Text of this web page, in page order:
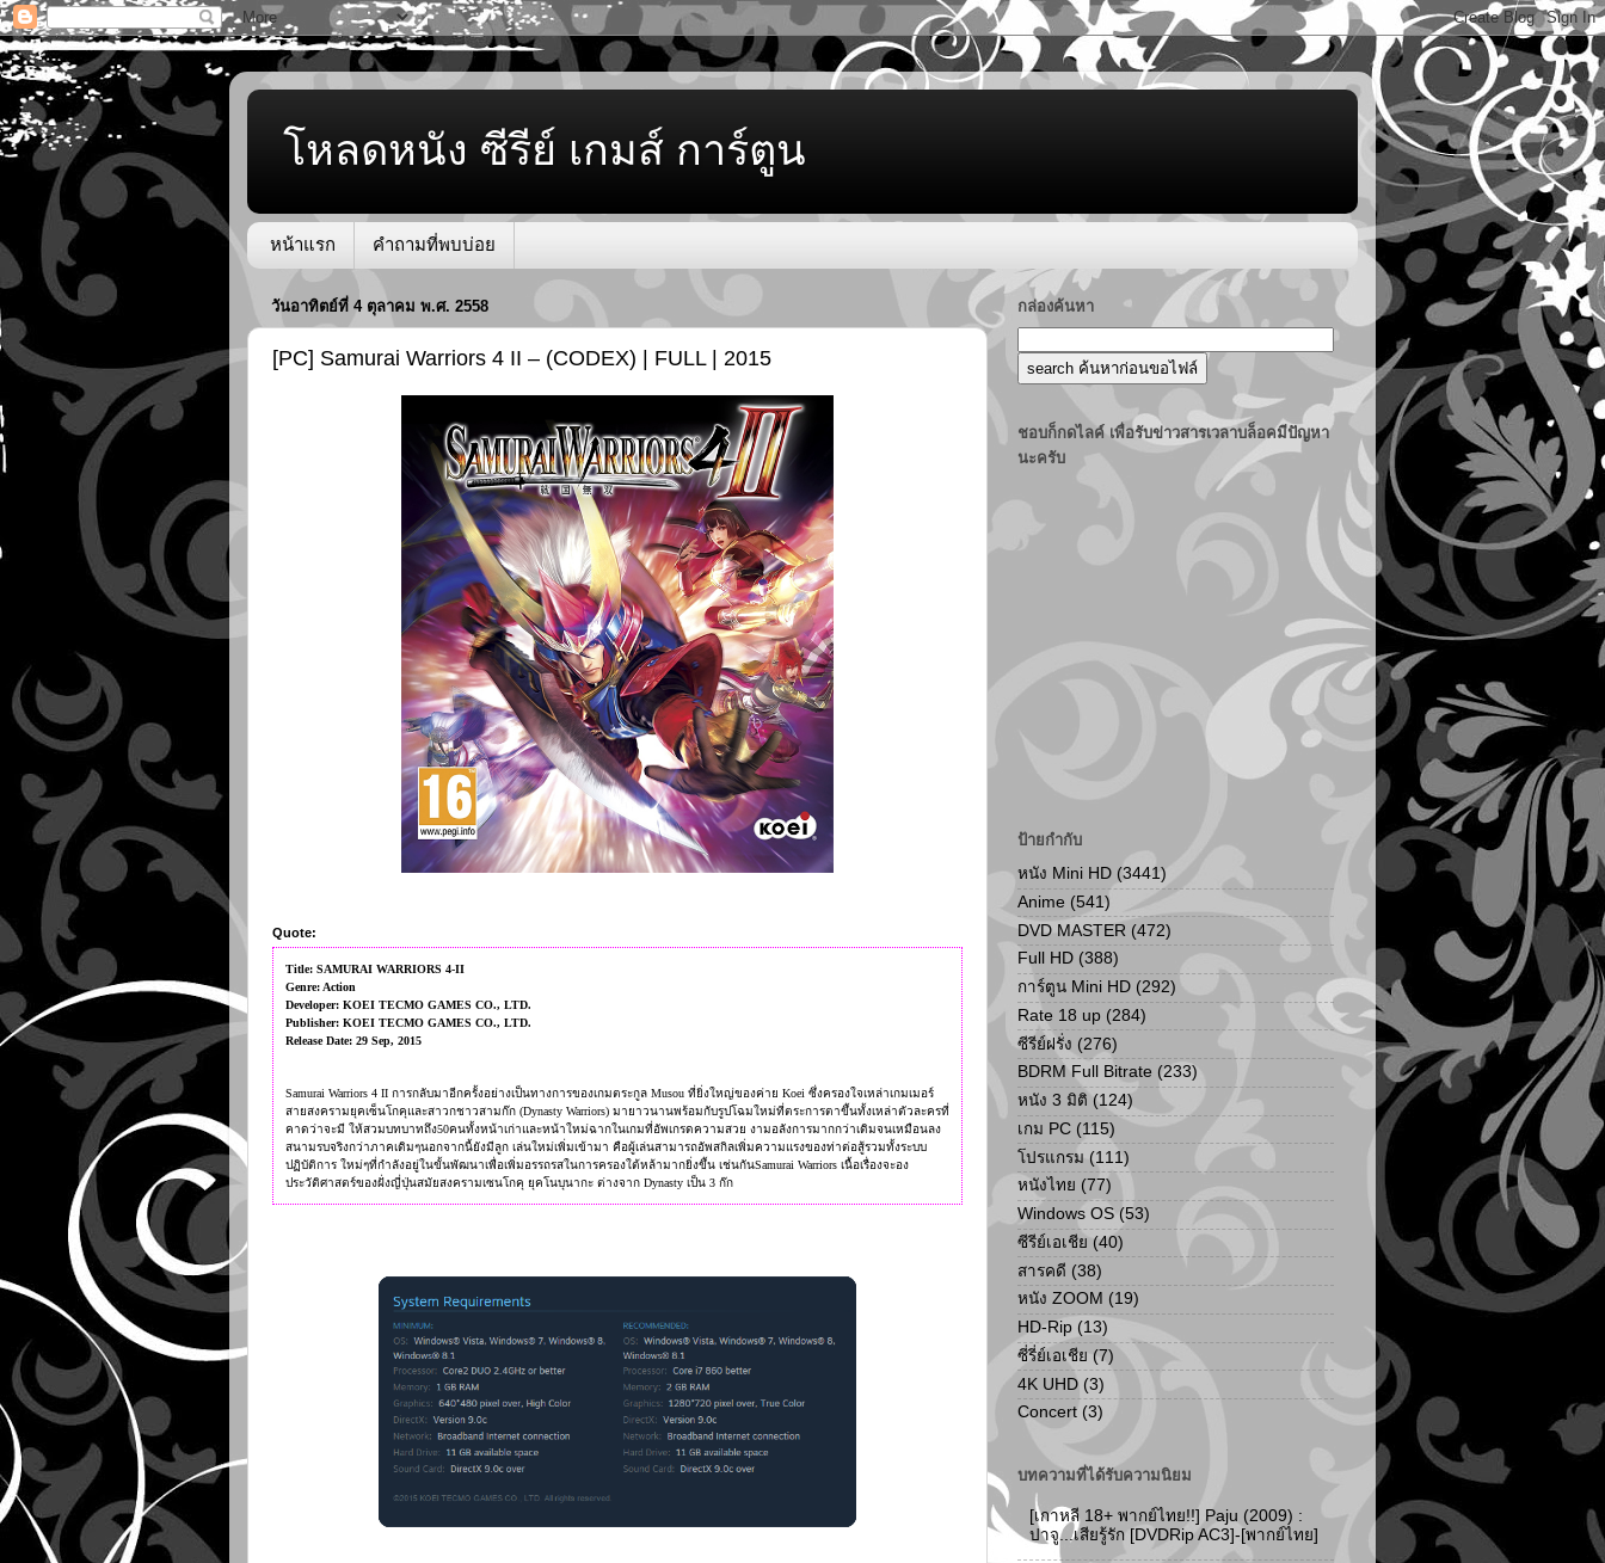
โหลดหนัง ซีรีย์ เกมส์ การ์ตูน
หน้าแรก คำถามที่พบบ่อย
วันอาทิตย์ที่ 4 ตุลาคม พ.ศ. 2558
[PC] Samurai Warriors 4 II – (CODEX) | FULL | 2015
Quote:
Title: SAMURAI WARRIORS 4-II
Genre: Action
Developer: KOEI TECMO GAMES CO., LTD.
Publisher: KOEI TECMO GAMES CO., LTD.
Release Date: 29 Sep, 2015
Samurai Warriors 4 II การกลับมาอีกครั้งอย่างเป็นทางการของเกมตระกูล Musou ที่ยิ่งใหญ่ของค่าย Koei ซึ่งครองใจเหล่าเกมเมอร์
สายสงครามยุคเซ็นโกคุและสาวกชาวสามก๊ก (Dynasty Warriors) มายาวนานพร้อมกับรูปโฉมใหม่ที่ตระการตาขึ้นทั้งเหล่าตัวละครที่
คาดว่าจะมี ให้สวมบทบาทถึง50คนทั้งหน้าเก่าและหน้าใหม่ฉากในเกมที่อัพเกรดความสวย งามอลังการมากกว่าเดิมจนเหมือนลง
สนามรบจริงกว่าภาคเดิมๆนอกจากนี้ยังมีลูก เล่นใหม่เพิ่มเข้ามา คือผู้เล่นสามารถอัพสกิลเพิ่มความแรงของท่าต่อสู้รวมทั้งระบบ
ปฏิบัติการ ใหม่ๆที่กำลังอยู่ในขั้นพัฒนาเพื่อเพิ่มอรรถรสในการครองใต้หล้ามากยิ่งขึ้น เช่นกันSamurai Warriors เนื้อเรื่องจะอง
ประวัติศาสตร์ของฝั่งญี่ปุ่นสมัยสงครามเซนโกคุ ยุคโนบุนากะ ต่างจาก Dynasty เป็น 3 ก๊ก
กล่องค้นหา
ชอบก็กดไลค์ เพื่อรับข่าวสารเวลาบล็อคมีปัญหา
นะครับ
ป้ายกำกับ
หนัง Mini HD (3441)
Anime (541)
DVD MASTER (472)
Full HD (388)
การ์ตูน Mini HD (292)
Rate 18 up (284)
ซีรีย์ฝรั่ง (276)
BDRM Full Bitrate (233)
หนัง 3 มิติ (124)
เกม PC (115)
โปรแกรม (111)
หนังไทย (77)
Windows OS (53)
ซีรีย์เอเชีย (40)
สารคดี (38)
หนัง ZOOM (19)
HD-Rip (13)
ซี่รี่ย์เอเชีย (7)
4K UHD (3)
Concert (3)
บทความที่ได้รับความนิยม
[เกาหลี 18+ พากย์ไทย!!] Paju (2009) :
ปาจู...เสียรู้รัก [DVDRip AC3]-[พากย์ไทย]